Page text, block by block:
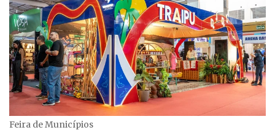
Feira de Municípios